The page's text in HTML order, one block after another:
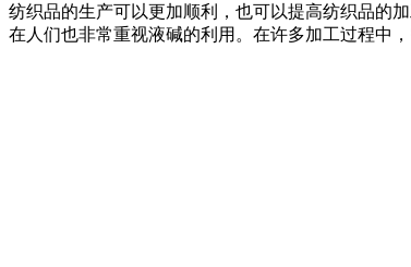
纺织品的生产可以更加顺利，也可以提高纺织品的
在人们也非常重视液碱的利用。在许多加工过程中